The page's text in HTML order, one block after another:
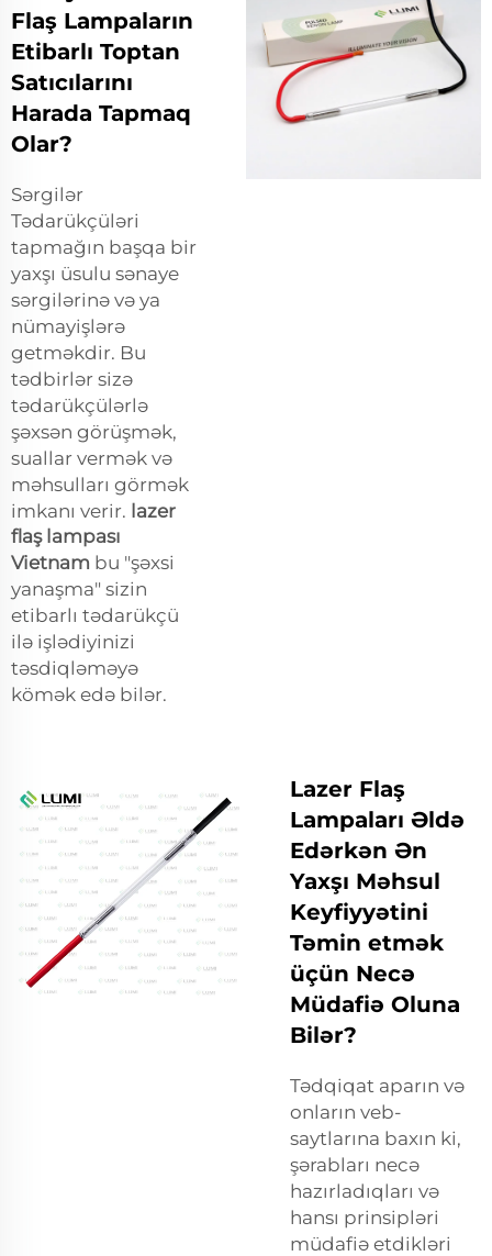
Flaş Lampaların
Etibarlı Toptan
Satıcılarını
Harada Tapmaq
Olar?
Sərgilər
Tədarükçüləri
tapmağın başqa bir
yaxşı üsulu sənaye
sərgilərinə və ya
nümayişlərə
getməkdir. Bu
tədbirlər sizə
tədarükçülərlə
şəxsən görüşmək,
suallar vermək və
məhsulları görmək
imkanı verir. lazer
flaş lampası
Vietnam bu "şəxsi
yanaşma" sizin
etibarlı tədarükçü
ilə işlədiyinizi
təsdiqləməyə
kömək edə bilər.
Lazer Flaş
Lampaları Əldə
Edərkən Ən
Yaxşı Məhsul
Keyfiyyətini
Təmin etmək
üçün Necə
Müdafiə Oluna
Bilər?
Tədqiqat aparın və
onların veb-
saytlarına baxın ki,
şərabları necə
hazırladıqları və
hansı prinsipləri
müdafiə etdikləri